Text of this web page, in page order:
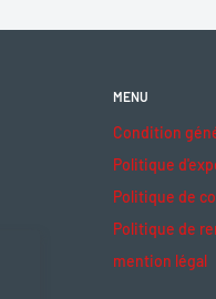
MENU
Condition
Politique
Politique de
Politique de
mention légal